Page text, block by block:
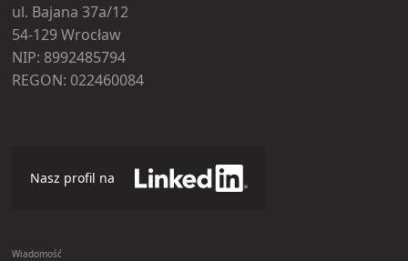
ul. Bajana 37a/12
54-129 Wrocław
NIP: 8992485794
REGON: 022460084
Nasz profil na
Wiadomość